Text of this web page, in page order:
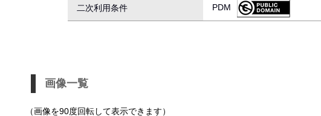
二次利用条件 PDM
画像一覧
（画像を90度回転して表示できます）